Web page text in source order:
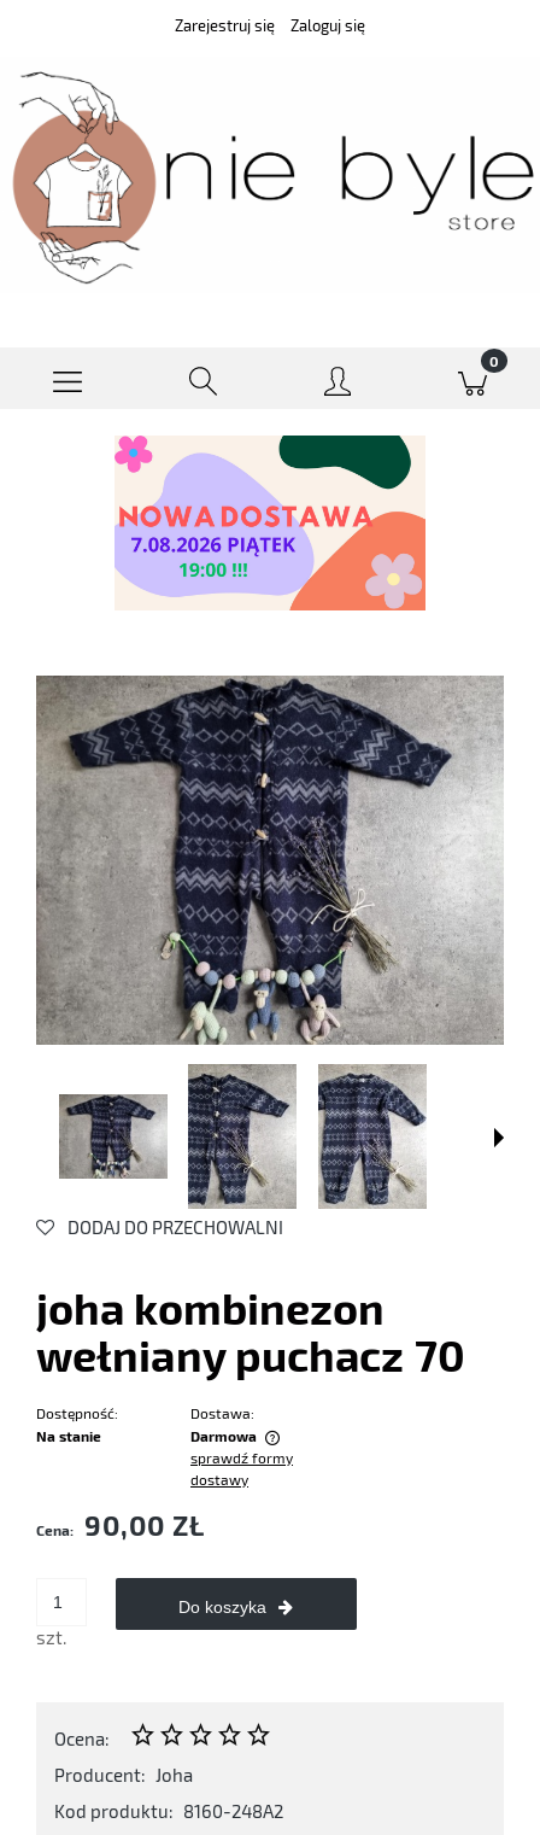
Zarejestruj się Zaloguj się
DODAJ DO PRZECHOWALNI
joha kombinezon
wełniany puchacz 70
Dostępność:
Na stanie
Dostawa:
Darmowa
Cena nie zawiera ewentualnych kosztów płatności
sprawdź formy
dostawy
Cena: 90,00 ZŁ
szt.
Do koszyka
Ocena:
Producent: Joha
Kod produktu: 8160-248A2